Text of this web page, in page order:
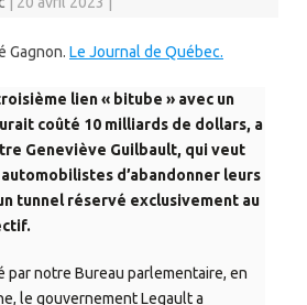
Gagnon. Le Journal de Québec.
lien « bitube » avec un
coûté 10 milliards de dollars, a
Geneviève Guilbault, qui veut
d’abandonner leurs
tunnel réservé exclusivement au
par notre Bureau parlementaire, en
le gouvernement Legault a